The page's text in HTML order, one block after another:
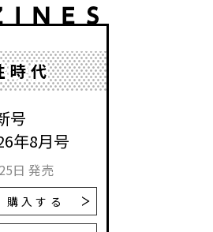
時代
号
年8月号
日 発売
購入する